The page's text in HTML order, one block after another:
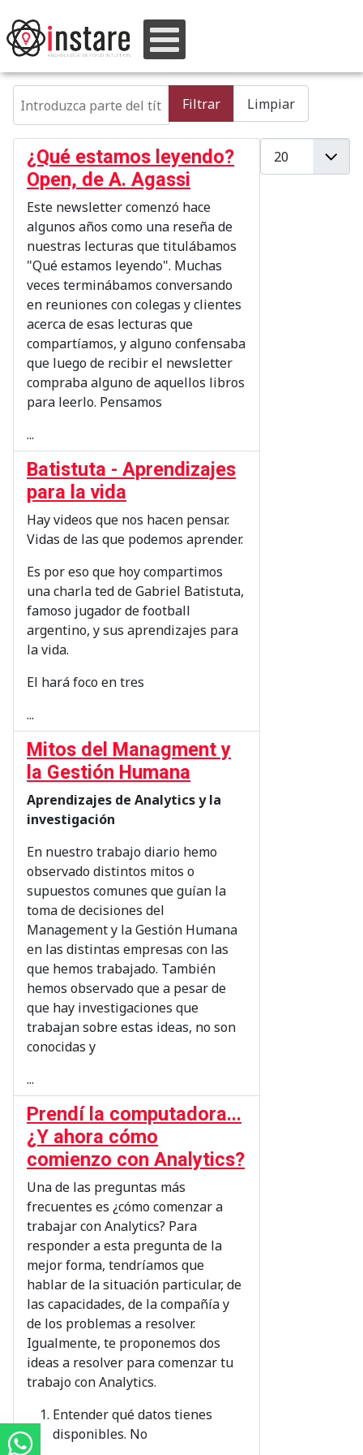
Filtrar Limpiar
¿Qué estamos leyendo?
Open, de A. Agassi
Este newsletter comenzó hace
algunos años como una reseña de
nuestras lecturas que titulábamos
"Qué estamos leyendo". Muchas
veces terminábamos conversando
en reuniones con colegas y clientes
acerca de esas lecturas que
compartíamos, y alguno confensaba
que luego de recibir el newsletter
compraba alguno de aquellos libros
para leerlo. Pensamos
...
Batistuta - Aprendizajes
para la vida
Hay videos que nos hacen pensar.
Vidas de las que podemos aprender.
Es por eso que hoy compartimos
una charla ted de Gabriel Batistuta,
famoso jugador de football
argentino, y sus aprendizajes para
la vida.
El hará foco en tres
...
Mitos del Managment y
la Gestión Humana
Aprendizajes de Analytics y la
investigación
En nuestro trabajo diario hemo
observado distintos mitos o
supuestos comunes que guían la
toma de decisiones del
Management y la Gestión Humana
en las distintas empresas con las
que hemos trabajado. También
hemos observado que a pesar de
que hay investigaciones que
trabajan sobre estas ideas, no son
conocidas y
...
Prendí la computadora...
¿Y ahora cómo
comienzo con Analytics?
Una de las preguntas más
frecuentes es ¿cómo comenzar a
trabajar con Analytics? Para
responder a esta pregunta de la
mejor forma, tendríamos que
hablar de la situación particular, de
las capacidades, de la compañía y
de los problemas a resolver.
Igualmente, te proponemos dos
ideas a resolver para comenzar tu
trabajo con Analytics.
Entender qué datos tienes
disponibles. No